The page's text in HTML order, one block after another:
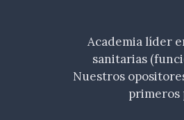
Academia líder
sanitarias
Nuestros
primeros